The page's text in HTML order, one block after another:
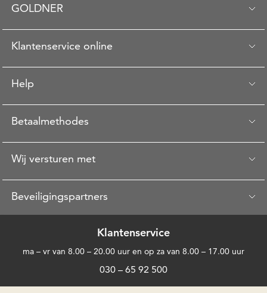
GOLDNER
Klantenservice online
Help
Betaalmethodes
Wij versturen met
Beveiligingspartners
Klantenservice
ma – vr van 8.00 – 20.00 uur en op za van 8.00 – 17.00 uur
030 – 65 92 500